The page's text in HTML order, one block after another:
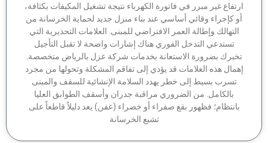
غير مبرر في فاتورة الكهرباء نتيجة تشغيل المكيفات بكثافة،
كإجراء وقائي أساسي عند بناء منزل جديد لحماية الخرسانة من
وإطالة العمر الافتراضي للمبنى. العلامات التحذيرية التي
تستدعي التدخل الفوري هناك إشارات واضحة لا تقبل التأجيل
بضرورة الاستعانة بخدمات شركة عزل بالرياض متخصصة.
هذه العلامات قد يؤدي إلى تفاقم المشكلة وتحولها من مجرد
تسرب بسيط إلى خطر يهدد السلامة الإنشائية للسقف والمبنى
بالكامل. من الضروري مراقبة جدران وأسقف الطوابق العليا
فظهور بقع صفراء أو خضراء (عفن) يعد دليلاً قاطعاً على
تشبع الخرسانة